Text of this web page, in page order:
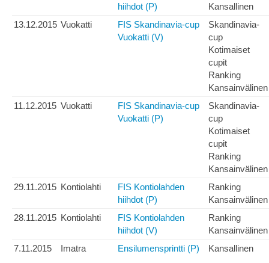
hiihdot (P)
Kansallinen
13.12.2015 Vuokatti
FIS Skandinavia-cup
Vuokatti (V)
Skandinavia-
cup
Kotimaiset
cupit
Ranking
Kansainvälinen
11.12.2015 Vuokatti
FIS Skandinavia-cup
Vuokatti (P)
Skandinavia-
cup
Kotimaiset
cupit
Ranking
Kansainvälinen
29.11.2015 Kontiolahti
FIS Kontiolahden
hiihdot (P)
Ranking
Kansainvälinen
28.11.2015 Kontiolahti
FIS Kontiolahden
hiihdot (V)
Ranking
Kansainvälinen
7.11.2015
Imatra Ensilumensprintti (P) Kansallinen